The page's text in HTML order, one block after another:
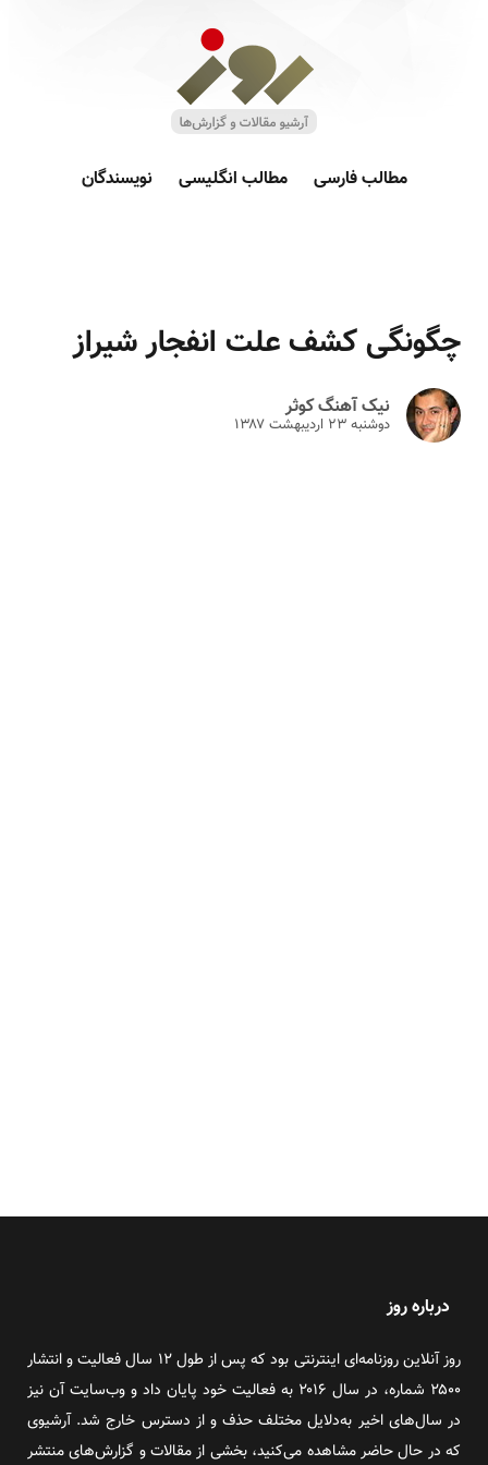
مطالب فارسی مطالب انگلیسی نویسندگان
چگونگی کشف علت انفجار شیراز
نیک آهنگ کوثر
دوشنبه ۲۳ ارديبهشت ۱۳۸۷
درباره روز
روز آنلاین روزنامه‌ای اینترنتی بود که پس از طول ۱۲ سال فعالیت و انتشار
۲۵۰۰ شماره، در سال ۲۰۱۶ به فعالیت خود پایان داد و وب‌سایت آن نیز
در سال‌های اخیر به‌دلایل مختلف حذف و از دسترس خارج شد. آرشیوی
که در حال حاضر مشاهده می‌کنید، بخشی از مقالات و گزارش‌های منتشر